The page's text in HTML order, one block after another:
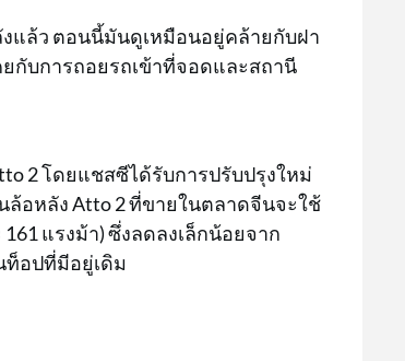
แล้ว ตอนนี้มันดูเหมือนอยู่คล้ายกับฝา
กับการถอยรถเข้าที่จอดและสถานี
2 โดยแชสซีได้รับการปรับปรุงใหม่
ล้อหลัง Atto 2 ที่ขายในตลาดจีนจะใช้
แรงม้า) ซึ่งลดลงเล็กน้อยจาก
ท็อปที่มีอยู่เดิม